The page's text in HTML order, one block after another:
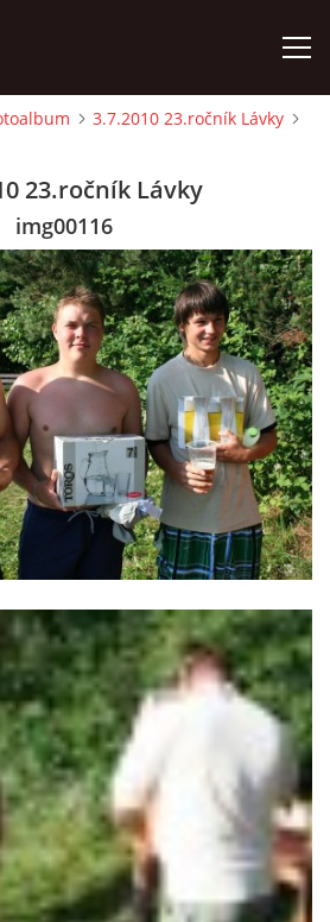
NA FICHTLCUP 2026
ZÁVODNÍKŮ FICHTLCUP 2026
LICOMĚLICKÉHO FICHTLCUPU
3.7.2010 23.ročník Lávky
23.ročník Lávky
img00116